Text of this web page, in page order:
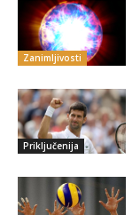
Zanimljivosti
Priključenija